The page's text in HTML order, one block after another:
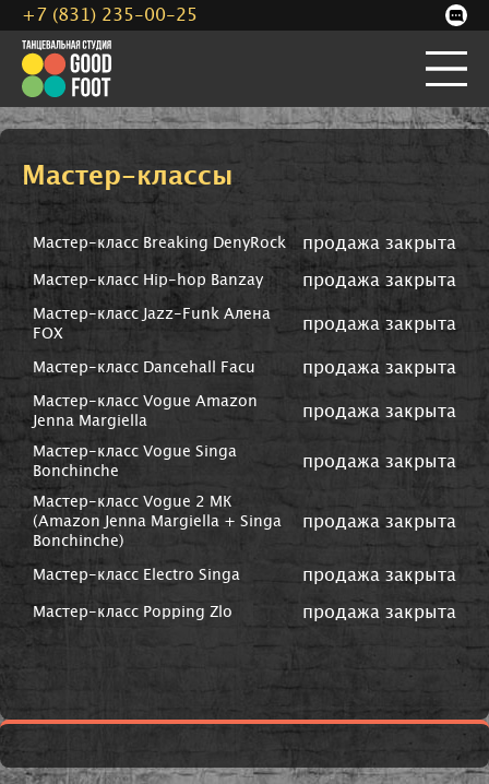
Мастер-классы
Мастер-класс Breaking DenyRock продажа закрыта
Мастер-класс Hip-hop Banzay продажа закрыта
Мастер-класс Jazz-Funk Алена
FOX
продажа закрыта
Мастер-класс Dancehall Facu продажа закрыта
Мастер-класс Vogue Amazon
Jenna Margiella
продажа закрыта
Мастер-класс Vogue Singa
Bonchinche
продажа закрыта
Мастер-класс Vogue 2 МК
(Amazon Jenna Margiella + Singa
Bonchinche)
продажа закрыта
Мастер-класс Electro Singa продажа закрыта
Мастер-класс Popping Zlo продажа закрыта
+7 (831) 235-00-25